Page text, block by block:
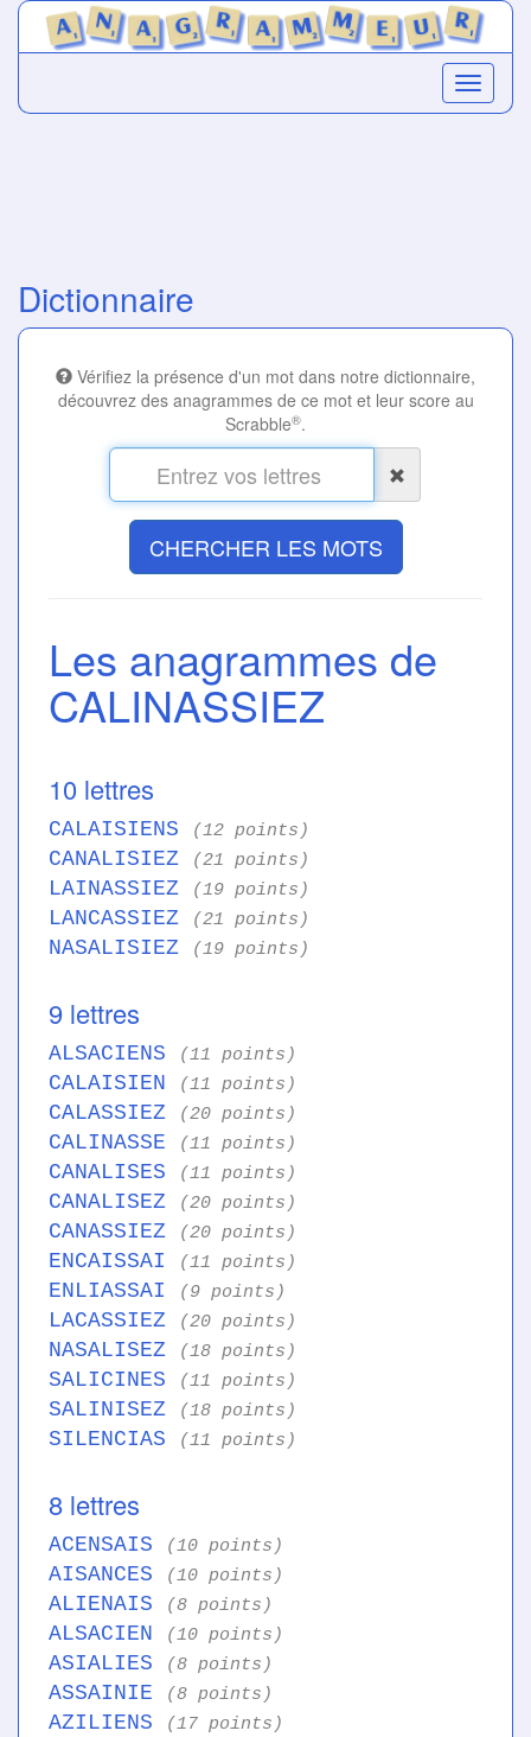
Dictionnaire
Vérifiez la présence d'un mot dans notre dictionnaire,
découvrez des anagrammes de ce mot et leur score au
Scrabble®.
CHERCHER LES MOTS
Les anagrammes de
CALINASSIEZ
10 lettres
CALAISIENS (12 points)
CANALISIEZ (21 points)
LAINASSIEZ (19 points)
LANCASSIEZ (21 points)
NASALISIEZ (19 points)
9 lettres
ALSACIENS (11 points)
CALAISIEN (11 points)
CALASSIEZ (20 points)
CALINASSE (11 points)
CANALISES (11 points)
CANALISEZ (20 points)
CANASSIEZ (20 points)
ENCAISSAI (11 points)
ENLIASSAI (9 points)
LACASSIEZ (20 points)
NASALISEZ (18 points)
SALICINES (11 points)
SALINISEZ (18 points)
SILENCIAS (11 points)
8 lettres
ACENSAIS (10 points)
AISANCES (10 points)
ALIENAIS (8 points)
ALSACIEN (10 points)
ASIALIES (8 points)
ASSAINIE (8 points)
AZILIENS (17 points)